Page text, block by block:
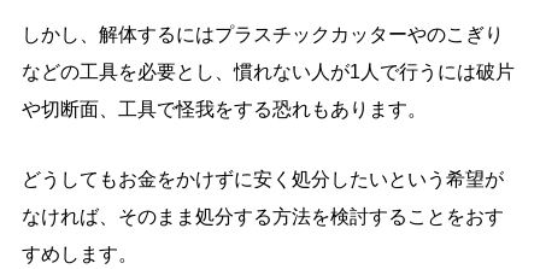
しかし、解体するにはプラスチックカッターやのこぎり
などの工具を必要とし、慣れない人が1人で行うには破片
や切断面、工具で怪我をする恐れもあります。
どうしてもお金をかけずに安く処分したいという希望が
なければ、そのまま処分する方法を検討することをおす
すめします。